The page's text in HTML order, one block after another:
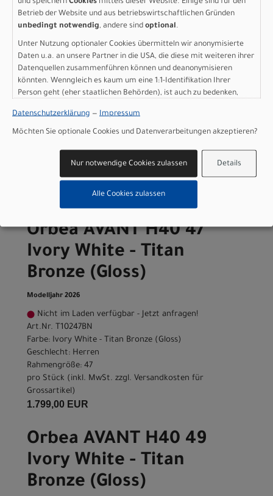
Bronze (Gloss)
Modelljahr 2026
Lieferbar in ca. 5-8 Werktagen
Art.Nr. T10255BN
Farbe: Ivory White - Titan Bronze (Gloss)
Rahmengröße: 55
pro Stück (inkl. MwSt. zzgl. Versandkosten für
1.799,00 EUR
IN DEN WARENKORB
Orbea AVANT H40 47
Ivory White - Titan
Bronze (Gloss)
Modelljahr 2026
Nicht im Laden verfügbar - Jetzt anfragen!
Art.Nr. T10247BN
Farbe: Ivory White - Titan Bronze (Gloss)
Geschlecht: Herren
Rahmengröße: 47
pro Stück (inkl. MwSt. zzgl. Versandkosten für
Grossartikel)
1.799,00 EUR
Orbea AVANT H40 49
Ivory White - Titan
Bronze (Gloss)
Betrieb der Website und aus betriebswirtschaftlichen Gründen
unbedingt notwendig, andere sind optional.
Unter Nutzung optionaler Cookies übermitteln wir anonymisierte
Daten u.a. an unsere Partner in die USA, die diese mit weiteren ihrer
Datenquellen zusammenführen können und deanonymisieren
könnten. Wenngleich es kaum um eine 1:1-Identifikation Ihrer
Person geht (eher staatlichen Behörden), ist auch zu bedenken,
sind wie bei uns in der Europäischen Union.
Datenschutzerklärung — Impressum
Möchten Sie optionale Cookies und Datenverarbeitungen akzeptieren?
Details
Nur notwendige Cookies zulassen
Alle Cookies zulassen